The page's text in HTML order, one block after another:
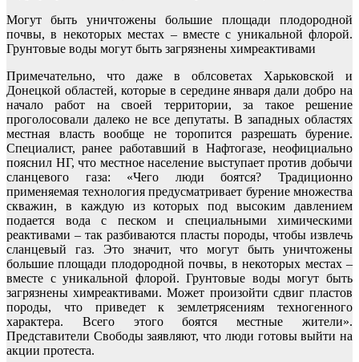
Могут быть уничтожены большие площади плодородной
почвы, в некоторых местах – вместе с уникальной флорой.
Грунтовые воды могут быть загрязнены химреактивами
Примечательно, что даже в облсоветах Харьковской и
Донецкой областей, которые в середине января дали добро на
начало работ на своей территории, за такое решение
проголосовали далеко не все депутаты. В западных областях
местная власть вообще не торопится разрешать бурение.
Специалист, ранее работавший в Нафтогазе, неофициально
пояснил НГ, что местное население выступает против добычи
сланцевого газа: «Чего люди боятся? Традиционно
применяемая технология предусматривает бурение множества
скважин, в каждую из которых под высоким давлением
подается вода с песком и специальными химическими
реактивами – так разбиваются пласты породы, чтобы извлечь
сланцевый газ. Это значит, что могут быть уничтожены
большие площади плодородной почвы, в некоторых местах –
вместе с уникальной флорой. Грунтовые воды могут быть
загрязнены химреактивами. Может произойти сдвиг пластов
породы, что приведет к землетрясениям техногенного
характера. Всего этого боятся местные жители».
Представители Свободы заявляют, что люди готовы выйти на
акции протеста.